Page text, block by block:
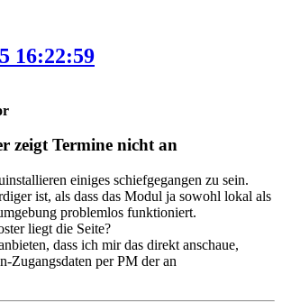
16:22:59
zeigt Termine nicht an
einiges schiefgegangen zu sein.
ist, als dass das Modul ja sowohl lokal als
problemlos funktioniert.
liegt die Seite?
dass ich mir das direkt anschaue,
Zugangsdaten per PM der an